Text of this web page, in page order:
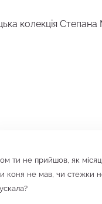
колекція
ти не прийшов, як
коня не мав, чи стежки